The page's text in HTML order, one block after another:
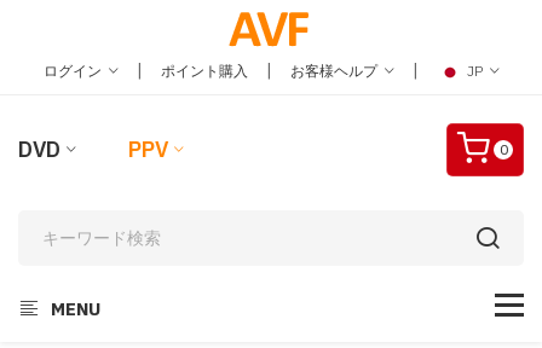
ログイン | ポイント購入 | お客様ヘルプ | JP
DVD PPV 0
MENU